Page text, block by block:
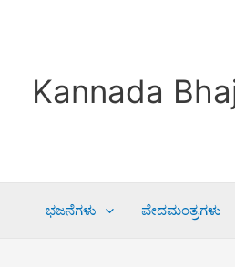
Kannada
ಭಜನೆಗಳು ವೇದಮಂತ್ರಗಳು